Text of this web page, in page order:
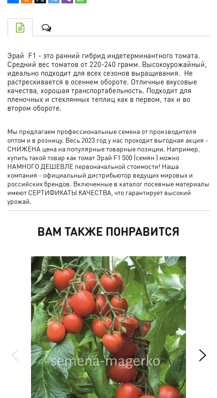
Эрай F1 - это ранний гибрид индетерминантного томата.
Средний вес томатов от 220-240 грамм. Высокоурожайный,
идеально подходит для всех сезонов выращивания. Не
растрескивается в осеннем обороте. Отличные вкусовые
качества, хорошая транспортабельность. Подходит для
пленочных и стеклянных теплиц как в первом, так и во
втором обороте.
Мы предлагаем профессиональные семена от производителя
оптом и в розницу. Весь 2023 год у нас проходит выгодная акция -
СНИЖЕНА цена на популярные товарные позиции. Например,
купить такой товар как томат Эрай F1 500 (семян ) можно
НАМНОГО ДЕШЕВЛЕ первоначальной стоимости! Наша
компания - официальный дистрибьютор ведущих мировых и
российских брендов. Включенные в каталог посевные материалы
имеют СЕРТИФИКАТЫ КАЧЕСТВА, что гарантирует высокий
урожай.
ВАМ ТАКЖЕ ПОНРАВИТСЯ